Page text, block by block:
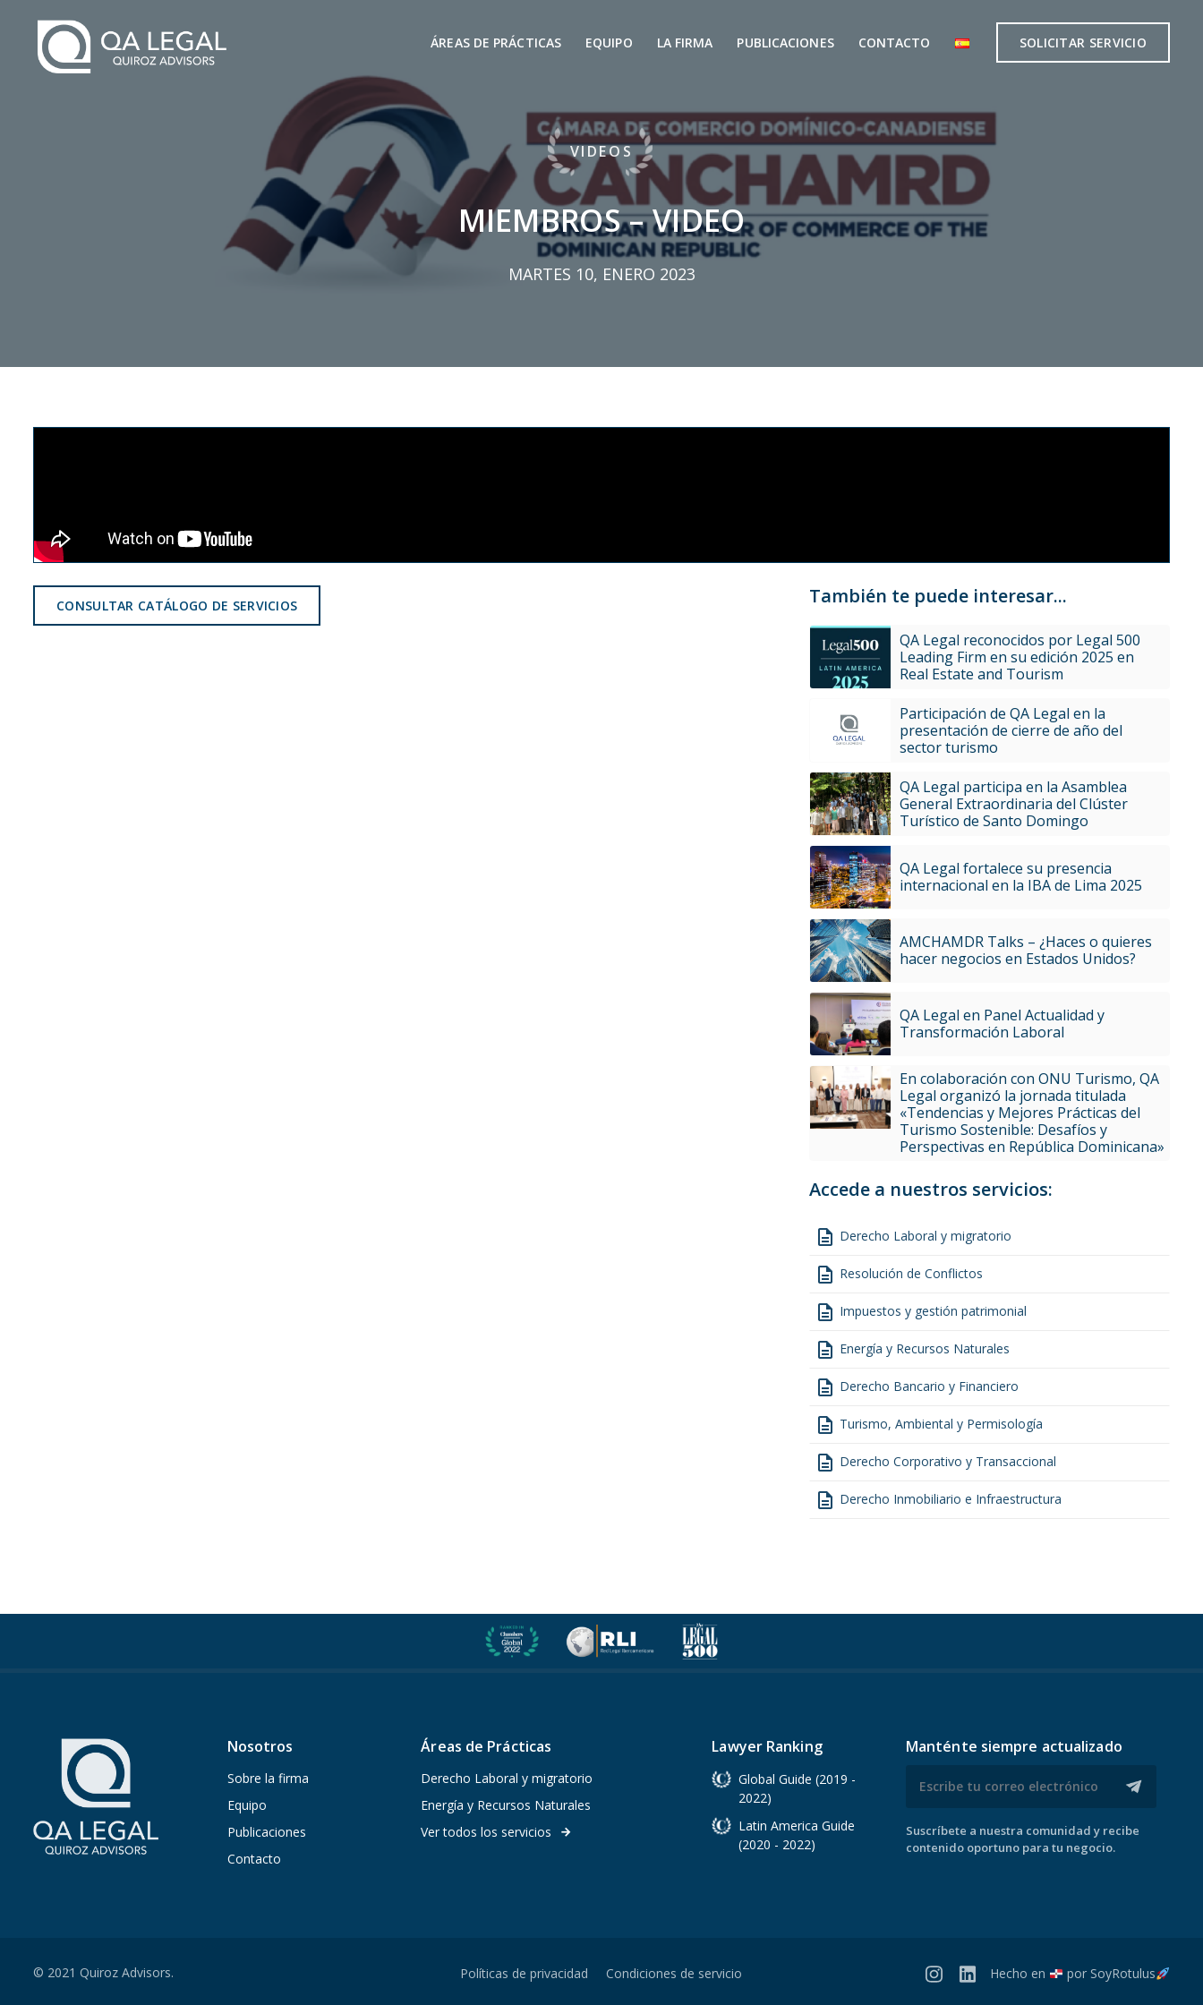
ÁREAS DE PRÁCTICAS EQUIPO LA FIRMA PUBLICACIONES CONTACTO SOLICITAR SERVICIO
VIDEOS
MIEMBROS – VIDEO
MARTES 10, ENERO 2023
CONSULTAR CATÁLOGO DE SERVICIOS También te puede interesar...
QA Legal reconocidos por Legal 500
Leading Firm en su edición 2025 en
Real Estate and Tourism
Participación de QA Legal en la
presentación de cierre de año del
sector turismo
QA Legal participa en la Asamblea
General Extraordinaria del Clúster
Turístico de Santo Domingo
QA Legal fortalece su presencia
internacional en la IBA de Lima 2025
AMCHAMDR Talks – ¿Haces o quieres
hacer negocios en Estados Unidos?
QA Legal en Panel Actualidad y
Transformación Laboral
En colaboración con ONU Turismo, QA
Legal organizó la jornada titulada
«Tendencias y Mejores Prácticas del
Turismo Sostenible: Desafíos y
Perspectivas en República Dominicana»
Accede a nuestros servicios:
description Derecho Laboral y migratorio
description Resolución de Conflictos
description Impuestos y gestión patrimonial
description Energía y Recursos Naturales
description Derecho Bancario y Financiero
description Turismo, Ambiental y Permisología
description Derecho Corporativo y Transaccional
description Derecho Inmobiliario e Infraestructura
Nosotros
Sobre la firma
Equipo
Publicaciones
Contacto
Áreas de Prácticas
Derecho Laboral y migratorio
Energía y Recursos Naturales
Ver todos los servicios
arrow_forward
Lawyer Ranking
Global Guide (2019 -
2022)
Latin America Guide
(2020 - 2022)
Manténte siempre actualizado
Suscríbete a nuestra comunidad y recibe
contenido oportuno para tu negocio.
© 2021 Quiroz Advisors. Políticas de privacidad Condiciones de servicio Hecho en por SoyRotulus